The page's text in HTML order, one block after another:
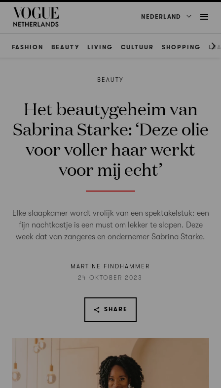
NEDERLAND
FASHION BEAUTY LIVING CULTUUR SHOPPING
BEAUTY
Het beautygeheim van
Sabrina Starke: ‘Deze olie
voor voller haar werkt
voor mij echt’
Elke slaapkamer wordt vrolijk van een spektakelstuk: een
fijn nachtkastje is een must om lekker te slapen. Deze
week dat van zangeres en ondernemer Sabrina Starke.
MARTINE FINDHAMMER
24 OKTOBER 2023
SHARE